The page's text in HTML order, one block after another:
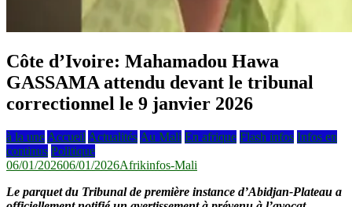
Côte d’Ivoire: Mahamadou Hawa
GASSAMA attendu devant le tribunal
correctionnel le 9 janvier 2026
à la une Accueil Actualités Au Mali En afrique Flash infos Infos en
continus Politique
06/01/202606/01/2026Afrikinfos-Mali
Le parquet du Tribunal de première instance d’Abidjan-Plateau a